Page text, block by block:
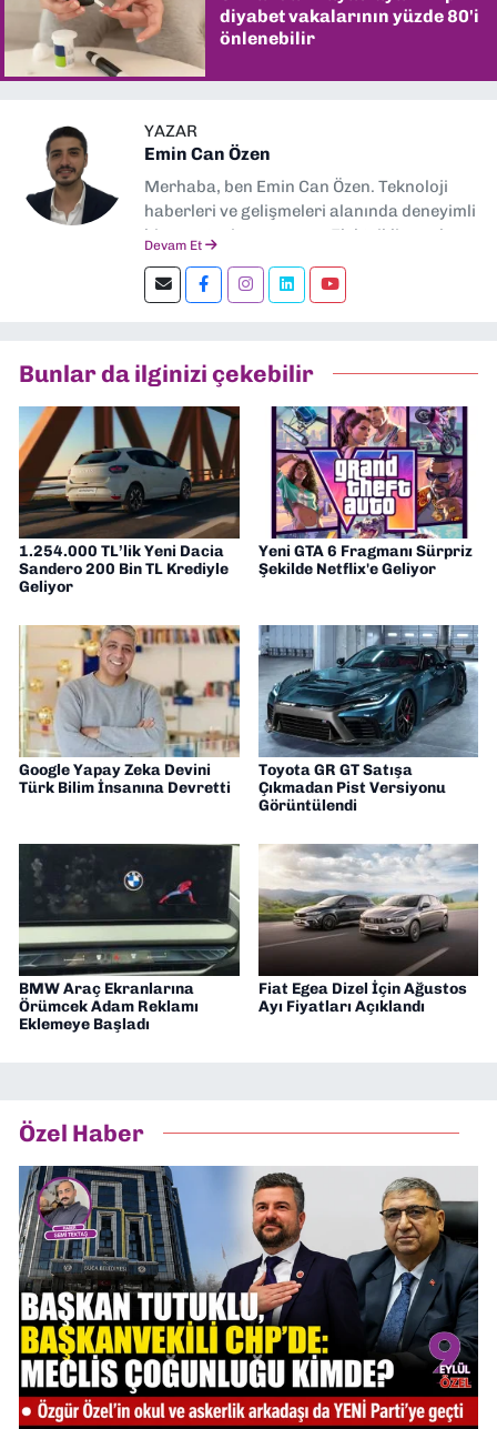
diyabet vakalarının yüzde 80'i
önlenebilir
YAZAR
Emin Can Özen
Merhaba, ben Emin Can Özen. Teknoloji
haberleri ve gelişmeleri alanında deneyimli
bir gazeteci ve yazarım. Elektrikli araçlar,
en çok ilgi duyduğum konular.
Dokuzeylul.com’da yazar olarak görev
İzmir’den teknoloji dünyasına dair
yorumlarımı paylaşıyorum. Takipte kalın!
🚀
Devam Et
Bunlar da ilginizi çekebilir
1.254.000 TL’lik Yeni Dacia
Sandero 200 Bin TL Krediyle
Geliyor
Yeni GTA 6 Fragmanı Sürpriz
Şekilde Netflix'e Geliyor
Google Yapay Zeka Devini
Türk Bilim İnsanına Devretti
Toyota GR GT Satışa
Çıkmadan Pist Versiyonu
Görüntülendi
BMW Araç Ekranlarına
Örümcek Adam Reklamı
Eklemeye Başladı
Fiat Egea Dizel İçin Ağustos
Ayı Fiyatları Açıklandı
Özel Haber